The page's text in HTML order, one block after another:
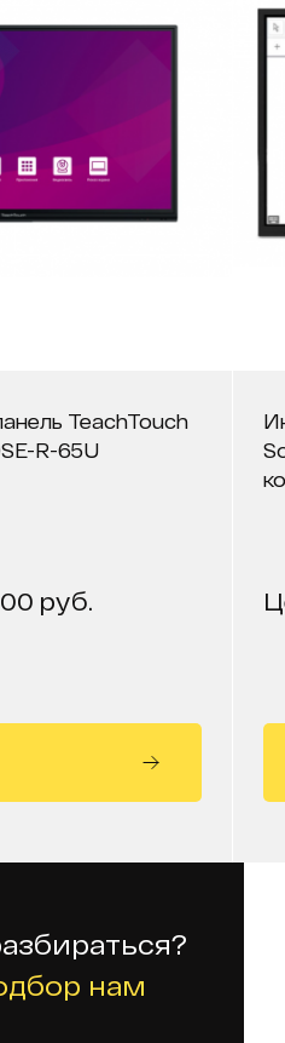
TeachTouch
R-65U
руб.
нам